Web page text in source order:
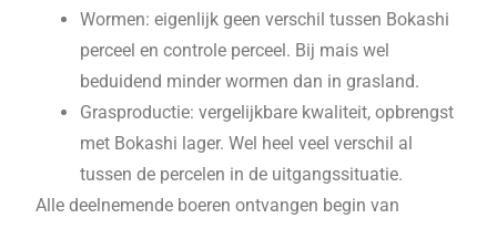
Wormen: eigenlijk geen verschil tussen Bokashi
perceel en controle perceel. Bij mais wel
beduidend minder wormen dan in grasland.
Grasproductie: vergelijkbare kwaliteit, opbrengst
met Bokashi lager. Wel heel veel verschil al
tussen de percelen in de uitgangssituatie.
Alle deelnemende boeren ontvangen begin van